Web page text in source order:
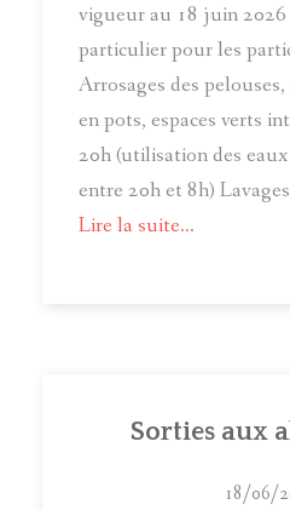
vigueur au 18 juin
particulier pour les
Arrosages des
en pots, espaces verts
20h (utilisation des
entre 20h et 8h)
Lire la suite...
Sorties aux
18/06/